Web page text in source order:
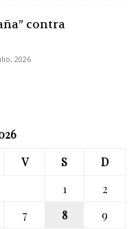
contra
2026
V S
D
1
2
7 8
9